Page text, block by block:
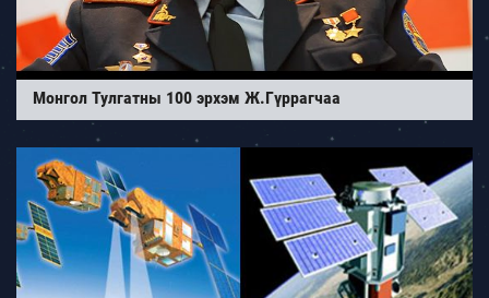
Монгол Тулгатны 100 эрхэм Ж.Гүррагчаа